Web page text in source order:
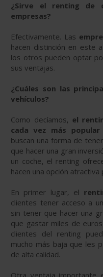
¿Sirve el renting de
empresas?
Efectivamente. Las
hacen distinción en este
los otros pueden optar
sus ventajas.
¿Cuáles son las
vehículos?
Como decíamos, el
cada vez más popular
buscan una forma de
que hacer una gran
un coche, el renting
hacen una opción
En primer lugar, el
clientes tener acceso a
sin tener que hacer una
que gastar miles de
clientes del renting
mucho más baja que les
de alta calidad.